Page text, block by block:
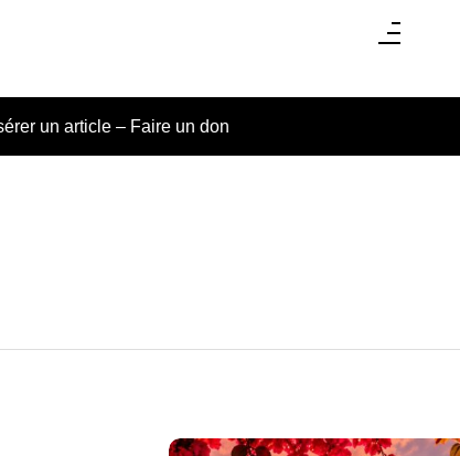
un article – Faire un don